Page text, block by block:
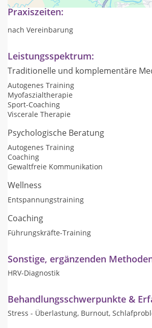
Praxiszeiten:
nach Vereinbarung
Leistungsspektrum:
Traditionelle und komplementäre
Autogenes Training
Myofaszialtherapie
Sport-Coaching
Viscerale Therapie
Psychologische Beratung
Autogenes Training
Coaching
Gewaltfreie Kommunikation
Wellness
Entspannungstraining
Coaching
Führungskräfte-Training
Sonstige, ergänzenden
HRV-Diagnostik
Behandlungsschwerpunkte &
Stress - Überlastung, Burnout,